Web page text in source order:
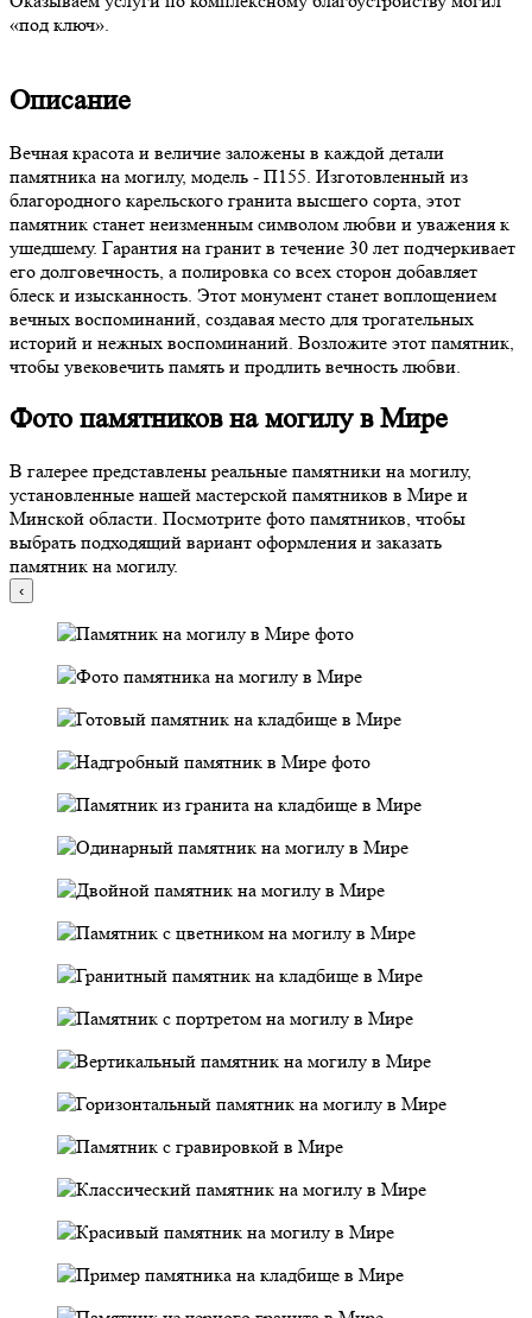
«под ключ».
Описание
Вечная красота и величие заложены в каждой детали
памятника на могилу, модель - П155. Изготовленный из
благородного карельского гранита высшего сорта, этот
памятник станет неизменным символом любви и уважения к
ушедшему. Гарантия на гранит в течение 30 лет подчеркивает
его долговечность, а полировка со всех сторон добавляет
блеск и изысканность. Этот монумент станет воплощением
вечных воспоминаний, создавая место для трогательных
историй и нежных воспоминаний. Возложите этот памятник,
чтобы увековечить память и продлить вечность любви.
Фото памятников на могилу в Мире
В галерее представлены реальные памятники на могилу,
установленные нашей мастерской памятников в Мире и
Минской области. Посмотрите фото памятников, чтобы
выбрать подходящий вариант оформления и заказать
памятник на могилу.
‹